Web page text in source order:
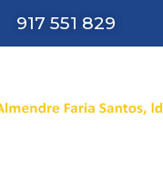
917 551 829